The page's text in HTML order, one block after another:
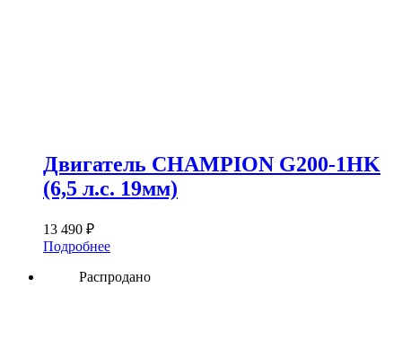
Двигатель CHAMPION G200-1HK
(6,5 л.с. 19мм)
13 490 ₽
Подробнее
Распродано